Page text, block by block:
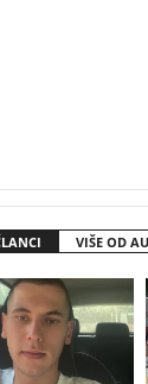
VIŠE OD